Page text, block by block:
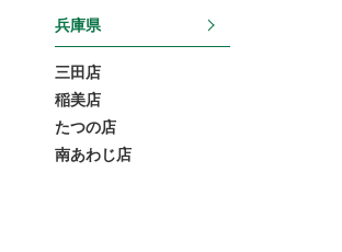
兵庫県
三田店
稲美店
たつの店
南あわじ店